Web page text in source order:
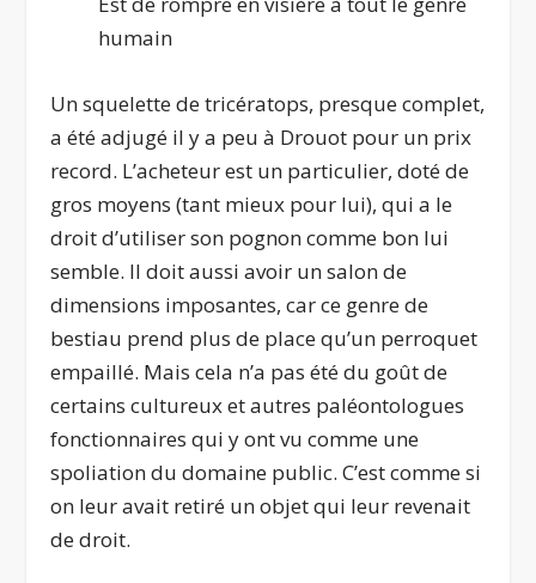
humain
Un squelette de tricératops, presque complet,
a été adjugé il y a peu à Drouot pour un prix
record. L’acheteur est un particulier, doté de
gros moyens (tant mieux pour lui), qui a le
droit d’utiliser son pognon comme bon lui
semble. Il doit aussi avoir un salon de
dimensions imposantes, car ce genre de
bestiau prend plus de place qu’un perroquet
empaillé. Mais cela n’a pas été du goût de
certains cultureux et autres paléontologues
fonctionnaires qui y ont vu comme une
spoliation du domaine public. C’est comme si
on leur avait retiré un objet qui leur revenait
de droit.